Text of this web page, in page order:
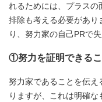
れるためには、プラス
排除も考える必要があり
り、努力家の自己PRで
①努力を証明できる
努力家であることを伝
りますが、これは明確